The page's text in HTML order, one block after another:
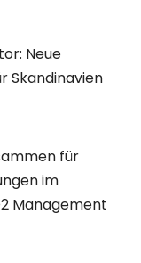
Neue
Skandinavien
für
im
Management